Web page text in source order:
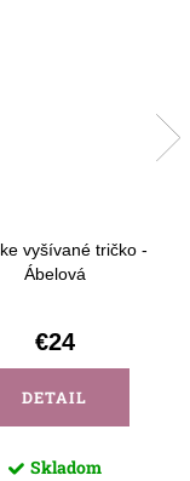
vyšívané tričko -
Ábelová
€24
DETAIL
Skladom